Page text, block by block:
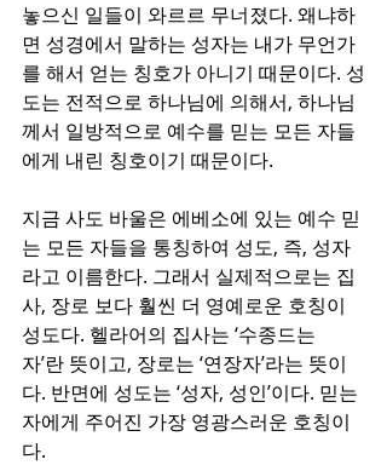
놓으신 일들이 와르르 무너졌다. 왜냐하
면 성경에서 말하는 성자는 내가 무언가
를 해서 얻는 칭호가 아니기 때문이다. 성
도는 전적으로 하나님에 의해서, 하나님
께서 일방적으로 예수를 믿는 모든 자들
에게 내린 칭호이기 때문이다.
지금 사도 바울은 에베소에 있는 예수 믿
는 모든 자들을 통칭하여 성도, 즉, 성자
라고 이름한다. 그래서 실제적으로는 집
사, 장로 보다 훨씬 더 영예로운 호칭이
성도다. 헬라어의 집사는 ‘수종드는
자’란 뜻이고, 장로는 ‘연장자’라는 뜻이
다. 반면에 성도는 ‘성자, 성인’이다. 믿는
자에게 주어진 가장 영광스러운 호칭이
다.